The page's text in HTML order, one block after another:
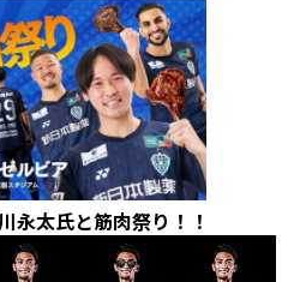
永太氏と筋肉祭り！！